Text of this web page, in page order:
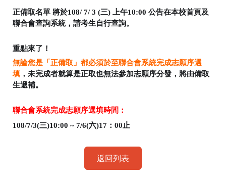
正備取名單 將於108/ 7/ 3 (三) 上午10:00 公告在本校首頁及
聯合會查詢系統，請考生自行查詢。
重點來了！
無論您是「正備取」都必須於至聯合會系統完成志願序選
填 ，未完成者就算是正取也無法參加志願序分發，將由備取
生遞補。
聯合會系統完成志願序選填時間：
108/7/3(三)10:00 ~ 7/6(六)17：00止
返回列表